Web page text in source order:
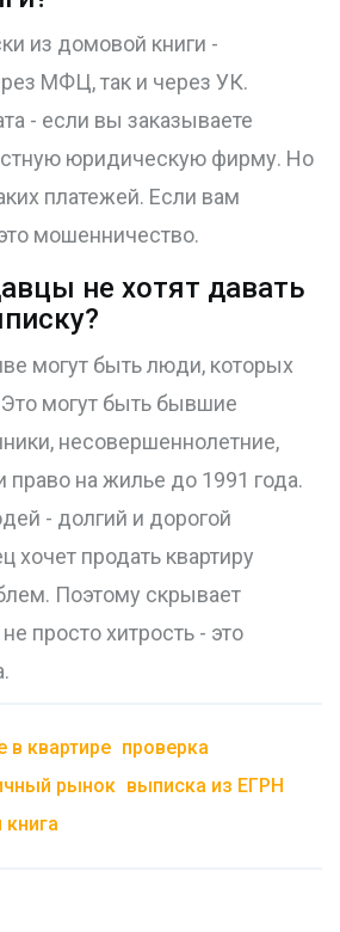
из домовой книги -
МФЦ, так и через УК.
- если вы заказываете
юридическую фирму. Но
платежей. Если вам
мошенничество.
не хотят давать
могут быть люди, которых
могут быть бывшие
несовершеннолетние,
право на жилье до 1991 года.
- долгий и дорогой
хочет продать квартиру
Поэтому скрывает
просто хитрость - это
в квартире проверка
рынок выписка из ЕГРН